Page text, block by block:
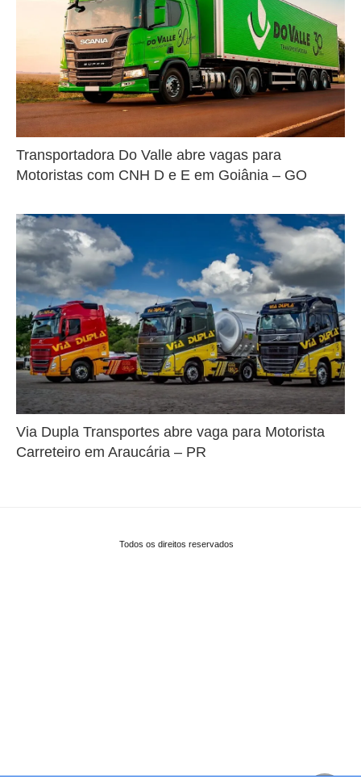
Transportadora Do Valle abre vagas para
Motoristas com CNH D e E em Goiânia – GO
Via Dupla Transportes abre vaga para Motorista
Carreteiro em Araucária – PR
Todos os direitos reservados